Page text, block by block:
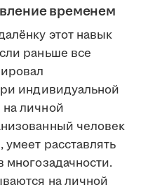
временем
этот навык
раньше все
индивидуальной
личной
человек
расставлять
многозадачности.
на личной